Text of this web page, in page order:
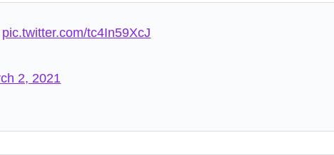
pic.twitter.com/tc4In59XcJ
2, 2021